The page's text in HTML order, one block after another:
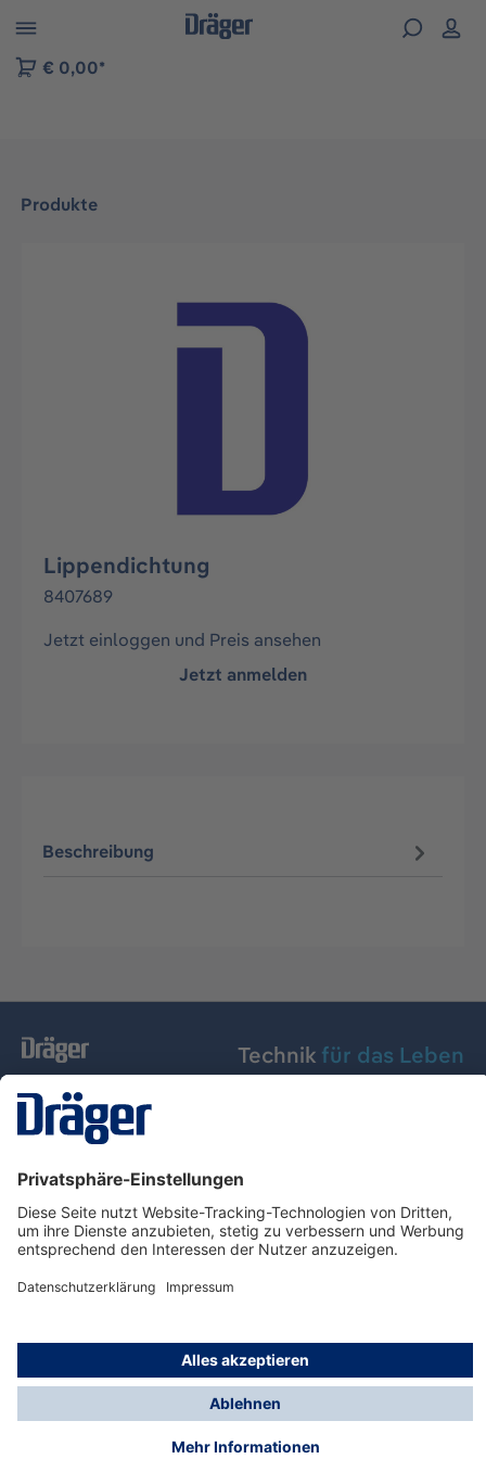
der B2B-Plattform springen
€ 0,00*
Produkte
Bildergalerie überspringen
Lippendichtung
8407689
Jetzt einloggen und Preis ansehen
Jetzt anmelden
Beschreibung
Technik für das Leben
Dräger Austria GmbH
Über Dräger
Informationen
© Dräger Austria GmbH, 2024
* Alle Preise exkl. gesetzl. Mehrwertsteuer zzgl.
Versandkosten und ggf. Nachnahmegebühren, wenn
nicht anders angegeben.